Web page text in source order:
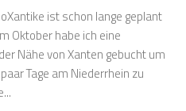
ist schon lange geplant
Oktober habe ich eine
Nähe von Xanten gebucht um
Tage am Niederrhein zu